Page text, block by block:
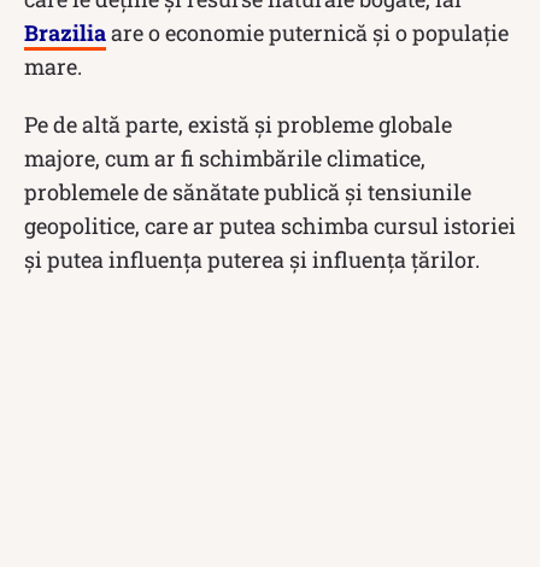
Braziliaare o economie puternică și o populație
mare.
Pe de altă parte, există și probleme globale
majore, cum ar fi schimbările climatice,
problemele de sănătate publică și tensiunile
geopolitice, care ar putea schimba cursul istoriei
și putea influența puterea și influența țărilor.